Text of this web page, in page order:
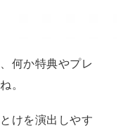
何か特典やプレ
。
けを演出しやす